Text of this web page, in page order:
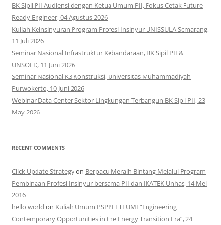
BK Sipil PII Audiensi dengan Ketua Umum PII, Fokus Cetak Future
Ready Engineer, 04 Agustus 2026
Kuliah Keinsinyuran Program Profesi Insinyur UNISSULA Semarang,
11 Juli 2026
Seminar Nasional Infrastruktur Kebandaraan, BK Sipil PII &
UNSOED, 11 Juni 2026
Seminar Nasional K3 Konstruksi, Universitas Muhammadiyah
Purwokerto, 10 Juni 2026
Webinar Data Center Sektor Lingkungan Terbangun BK Sipil PII, 23
May 2026
RECENT COMMENTS
Click Update Strategyon Berpacu Meraih Bintang Melalui Program
Pembinaan Profesi Insinyur bersama PII dan IKATEK Unhas, 14 Mei
2016
hello world on Kuliah Umum PSPPI FTI UMI “Engineering
Contemporary Opportunities in the Energy Transition Era”, 24